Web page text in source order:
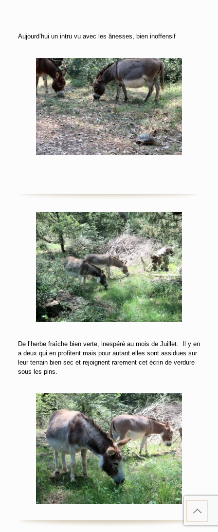
Aujourd’hui un intru vu avec les ânesses, bien inoffensif
De l’herbe fraîche bien verte, inespéré au mois de Juillet. Il y en
a deux qui en profitent mais pour autant elles sont assidues sur
leur terrain bien sec et rejoignent rarement cet écrin de verdure
sous les pins.